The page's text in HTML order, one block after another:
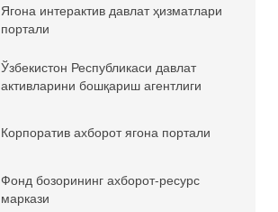
Ягона интерактив давлат ҳизматлари
портали
Ўзбекистон Республикаси давлат
активларини бошқариш агентлиги
Корпоратив ахборот ягона портали
Фонд бозорининг ахборот-ресурс
маркази